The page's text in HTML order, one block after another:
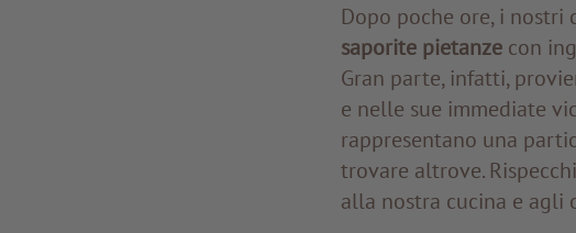
Dopo poche ore, i nostri
saporite pietanzecon
Gran parte, infatti,
e nelle sue immediate
rappresentano una
trovare altrove.
alla nostra cucina e agli